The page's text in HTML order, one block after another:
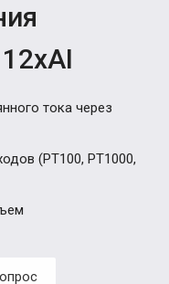
тока через
(PT100, PT1000,